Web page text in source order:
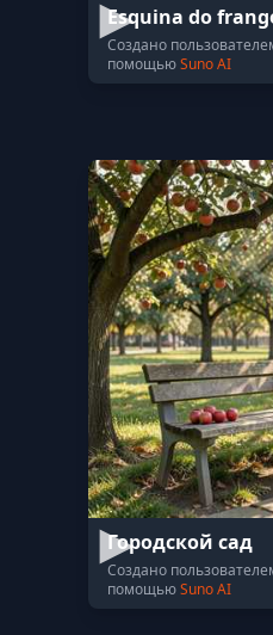
Esquina do
Создано
помощьюSuno AI
Городской сад
Создано
помощьюSuno AI